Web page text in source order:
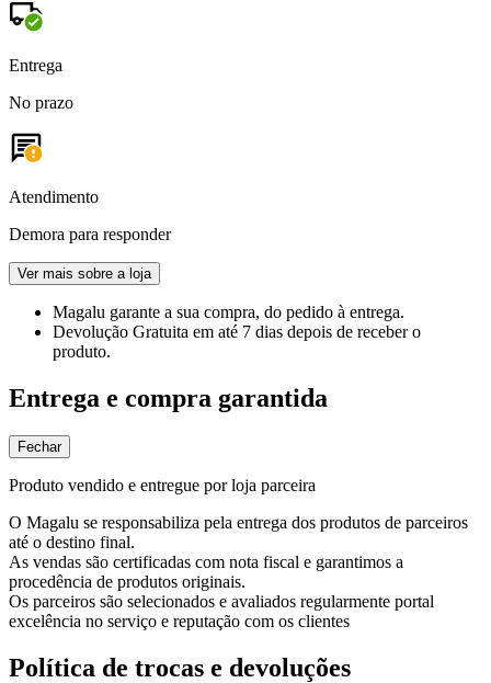
Entrega
No prazo
Atendimento
Demora para responder
Ver mais sobre a loja
Magalu garante a sua compra, do pedido à entrega.
Devolução Gratuita em até 7 dias depois de receber o
produto.
Entrega e compra garantida
Fechar
Produto vendido e entregue por loja parceira
O Magalu se responsabiliza pela entrega dos produtos de parceiros
até o destino final.
As vendas são certificadas com nota fiscal e garantimos a
procedência de produtos originais.
Os parceiros são selecionados e avaliados regularmente portal
excelência no serviço e reputação com os clientes
Política de trocas e devoluções